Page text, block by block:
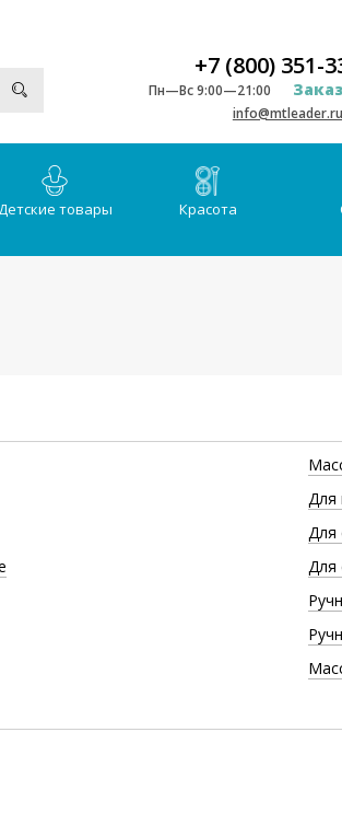
+7 (800) 351-
Пн—Вс 9:00—21:00
info@mtleader.ru
товары Красота
Для
Для
Для